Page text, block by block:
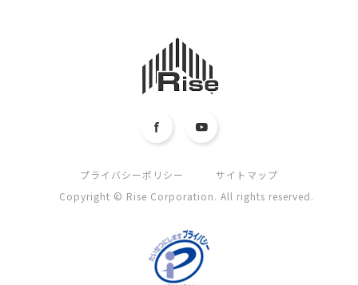
プライバシーポリシー
サイトマップ
Copyright © Rise Corporation. All rights reserved.